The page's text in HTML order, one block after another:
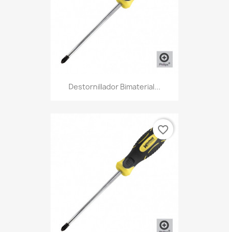
Destornillador Bimaterial...
favorite_border